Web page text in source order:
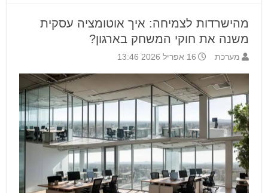
מהישרדות לצמיחה: איך אוטומציה עסקית
משנה את חוקי המשחק בארגון?
מערכת 16 אפריל 2026 13:46